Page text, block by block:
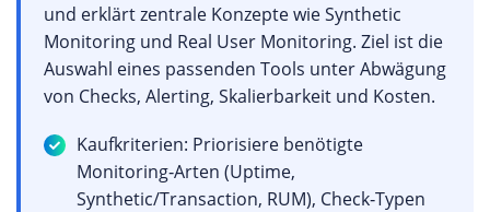
und erklärt zentrale Konzepte wie Synthetic
Monitoring und Real User Monitoring. Ziel ist die
Auswahl eines passenden Tools unter Abwägung
von Checks, Alerting, Skalierbarkeit und Kosten.
Kaufkriterien: Priorisiere benötigte
Monitoring‑Arten (Uptime,
Synthetic/Transaction, RUM), Check‑Typen